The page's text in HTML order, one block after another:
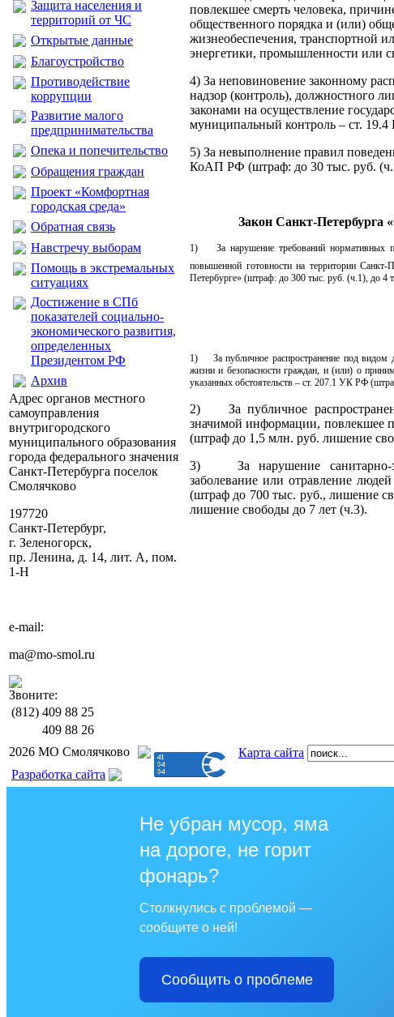
Защита населения и
территорий от ЧС
Открытые данные
Благоустройство
Противодействие
коррупции
Развитие малого
предпринимательства
Опека и попечительство
Обращения граждан
Проект «Комфортная
городская среда»
Обратная связь
Навстречу выборам
Помощь в экстремальных
ситуациях
Достижение в СПб
показателей социально-
экономического развития,
определенных
Президентом РФ
Архив
Адрес органов местного
самоуправления
внутригородского
муниципального образования
города федерального значения
Санкт-Петербурга поселок
Смолячково
197720
Санкт-Петербург,
г. Зеленогорск,
пр. Ленина, д. 14, лит. А, пом.
1-Н
e-mail:
ma@mo-smol.ru
Звоните:
(812) 409 88 25
409 88 26
повлекшее смерть человека,
общественного порядка и (или)
жизнеобеспечения, транспортной
энергетики, промышленности или
4) За неповиновение законному
надзор (контроль), должностного
законами на осуществление
муниципальный контроль – ст.
5) За невыполнение правил
КоАП РФ (штраф: до 30 тыс. руб.
Закон Санкт-Петербурга
1) За нарушение требований нормативных
повышенной готовности на территории Санкт-
Петербурге» (штраф: до 300 тыс. руб. (ч.1), до 4
1) За публичное распространение под видом
жизни и безопасности граждан, и (или) о
указанных обстоятельств – ст. 207.1 УК РФ
2) За публичное
значимой информации, повлекшее
(штраф до 1,5 млн. руб. лишение
3) За нарушение санитарно-
заболевание или отравление
(штраф до 700 тыс. руб., лишение
лишение свободы до 7 лет (ч.3).
2026 МО Смолячково
Карта сайта
Разработка сайта
Не убран мусор, яма
на дороге, не горит
фонарь?
Столкнулись с проблемой —
сообщите о ней!
Сообщить о проблеме